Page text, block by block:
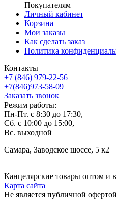
Покупателям
Личный кабинет
Корзина
Мои заказы
Как сделать заказ
Политика
Контакты
+7 (846) 979-22-56
+7(846)973-58-09
Заказать звонок
Режим работы:
Пн-Пт. с 8:30 до 17:30,
Сб. с 10:00 до 15:00,
Вс. выходной
Самара, Заводское шоссе, 5 к2
Канцелярские товары оптом и
Карта сайта
Не является публичной офертой